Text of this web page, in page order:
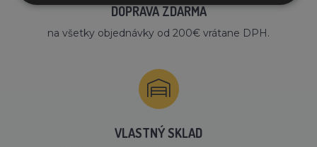
DOPRAVA ZDARMA
na všetky objednávky od 200€ vrátane DPH.
VLASTNÝ SKLAD